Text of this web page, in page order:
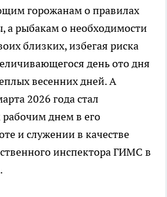
горожанам о правилах
а рыбакам о необходимости
близких, избегая риска
день ото дня
весенних дней. А
2026 года стал
днем в его
и служении в качестве
инспектора ГИМС в